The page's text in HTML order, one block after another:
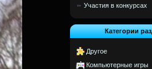
Участия в конкурсах
Категории
Другое
Компьютерные игры